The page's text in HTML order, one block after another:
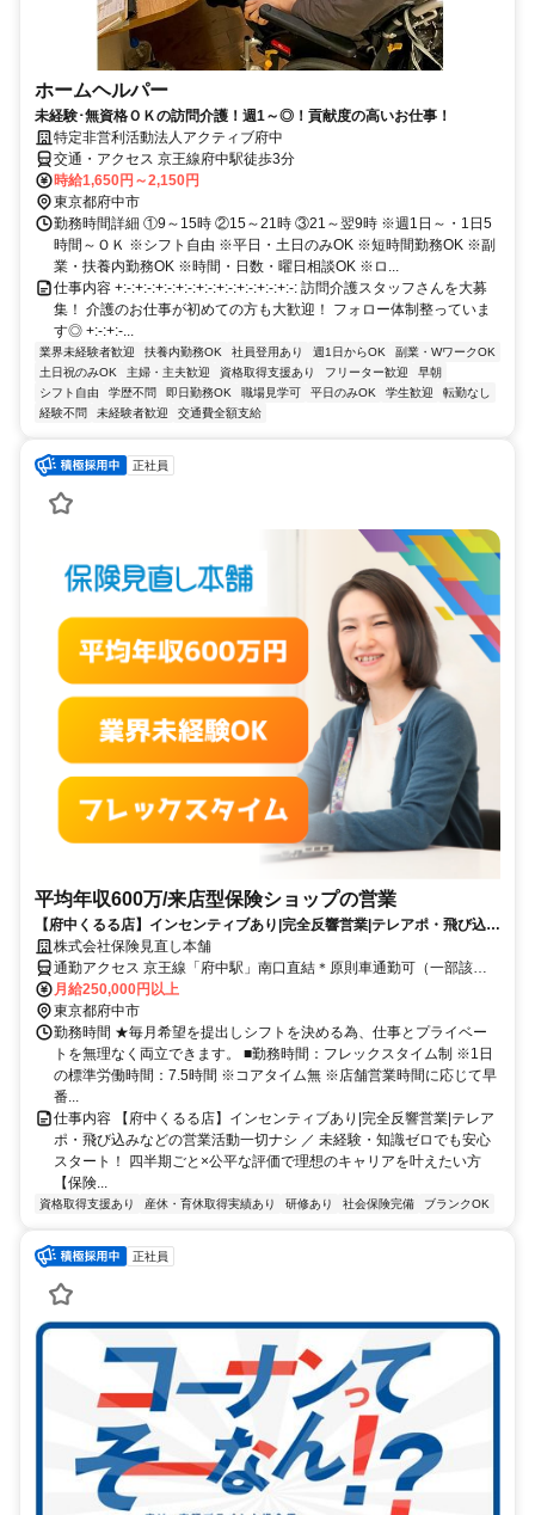
ホームヘルパー
未経験･無資格ＯＫの訪問介護！週1～◎！貢献度の高いお仕事！
特定非営利活動法人アクティブ府中
交通・アクセス 京王線府中駅徒歩3分
時給1,650円～2,150円
東京都府中市
勤務時間詳細 ①9～15時 ②15～21時 ③21～翌9時 ※週1日～・1日5
時間～ＯＫ ※シフト自由 ※平日・土日のみOK ※短時間勤務OK ※副
業・扶養内勤務OK ※時間・日数・曜日相談OK ※ロ...
仕事内容 +:-:+:-:+:-:+:-:+:-:+:-:+:-:+:-:+:-: 訪問介護スタッフさんを大募
集！ 介護のお仕事が初めての方も大歓迎！ フォロー体制整っていま
す◎ +:-:+:-...
業界未経験者歓迎 扶養内勤務OK 社員登用あり 週1日からOK
副業・WワークOK
土日祝のみOK
主婦・主夫歓迎 資格取得支援あり フリーター歓迎
早朝
シフト自由
学歴不問 即日勤務OK 職場見学可 平日のみOK 学生歓迎
転勤なし
経験不問
未経験者歓迎 交通費全額支給
正社員
平均年収600万/来店型保険ショップの営業
【府中くるる店】インセンティブあり|完全反響営業|テレアポ・飛び込み
などの営業活動一切ナシ
株式会社保険見直し本舗
通勤アクセス 京王線「府中駅」南口直結＊原則車通勤可（一部該当
しない店舗あり※ご相談ください）
月給250,000円以上
東京都府中市
勤務時間 ★毎月希望を提出しシフトを決める為、仕事とプライベー
トを無理なく両立できます。 ■勤務時間：フレックスタイム制 ※1日
の標準労働時間：7.5時間 ※コアタイム無 ※店舗営業時間に応じて早
番...
仕事内容 【府中くるる店】インセンティブあり|完全反響営業|テレア
ポ・飛び込みなどの営業活動一切ナシ ／ 未経験・知識ゼロでも安心
スタート！ 四半期ごと×公平な評価で理想のキャリアを叶えたい方
【保険...
資格取得支援あり 産休・育休取得実績あり 研修あり 社会保険完備 ブランクOK
正社員